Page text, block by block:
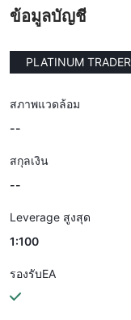
ข้อมูลบัญชี
PLATINUM TRADER
สภาพแวดล้อม
--
สกุลเงิน
--
Leverage สูงสุด
1:100
รองรับEA